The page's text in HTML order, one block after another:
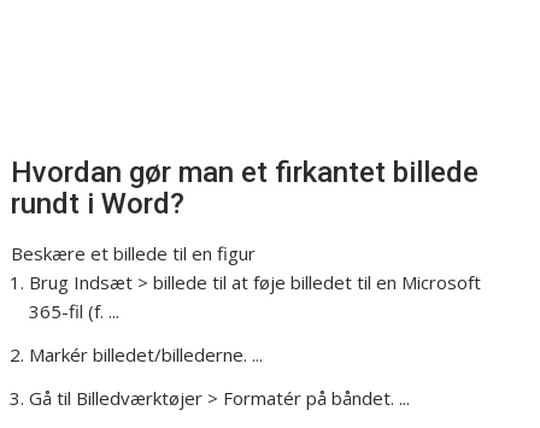
Hvordan gør man et firkantet billede
rundt i Word?
Beskære et billede til en figur
Brug Indsæt > billede til at føje billedet til en Microsoft
365-fil (f. ...
Markér billedet/billederne. ...
Gå til Billedværktøjer > Formatér på båndet. ...